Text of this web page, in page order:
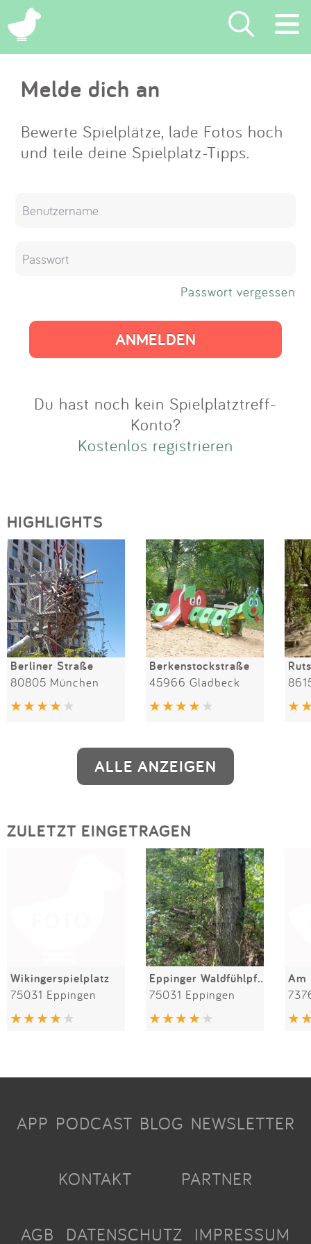
×
Suchen
Eintragen
App
Melde dich an
Bewerte Spielplätze, lade Fotos hoch
und teile deine Spielplatz-Tipps.
Passwort vergessen
Du hast noch kein Spielplatztreff-
Konto?
Kostenlos registrieren
HIGHLIGHTS
Berliner Straße
80805 München
Berkenstockstraße
45966 Gladbeck
ALLE ANZEIGEN
ZULETZT EINGETRAGEN
Wikingerspielplatz
75031 Eppingen
Eppinger Waldfühlpfad
75031 Eppingen
Am
APP PODCAST BLOG NEWSLETTER
KONTAKT PARTNER
AGB DATENSCHUTZ IMPRESSUM